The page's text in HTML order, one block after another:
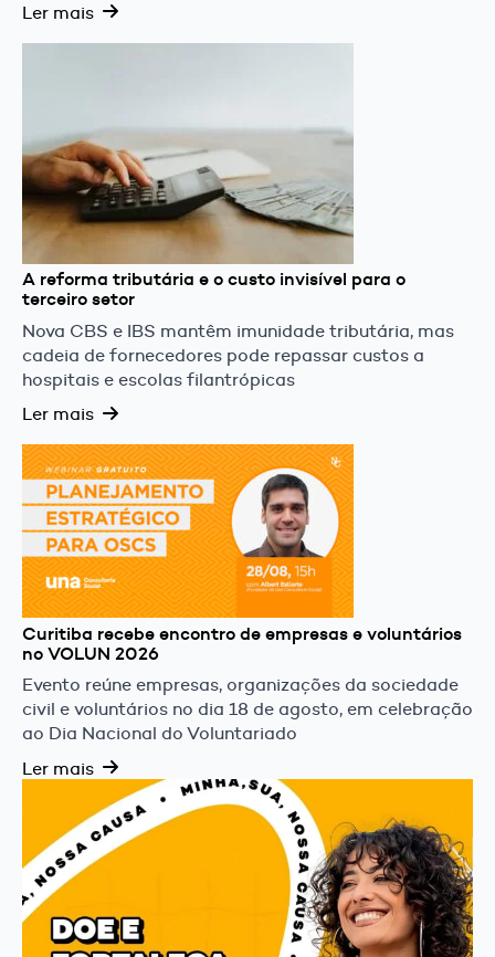
Ler mais
A reforma tributária e o custo invisível para o
terceiro setor
Nova CBS e IBS mantêm imunidade tributária, mas
cadeia de fornecedores pode repassar custos a
hospitais e escolas filantrópicas
Ler mais
Curitiba recebe encontro de empresas e voluntários
no VOLUN 2026
Evento reúne empresas, organizações da sociedade
civil e voluntários no dia 18 de agosto, em celebração
ao Dia Nacional do Voluntariado
Ler mais